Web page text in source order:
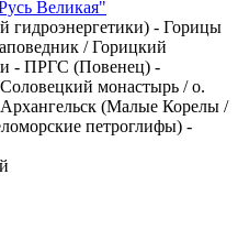
Великая"
гидроэнергетики) - Горицы
/ Горицкий
- ПРГС (Повенец) -
монастырь / о.
(Малые Корелы /
петроглифы) -